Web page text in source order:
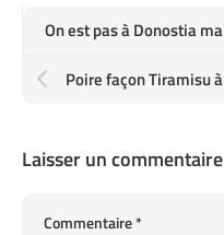
Laisser un commentaire
Commentaire*